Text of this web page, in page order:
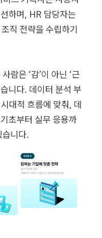
하며, HR 담당자는
직 전략을 수립하기
람은 ‘감’이 아닌 ‘근
니다. 데이터 분석 부
대적 흐름에 맞춰, 데
초부터 실무 응용까
니다.